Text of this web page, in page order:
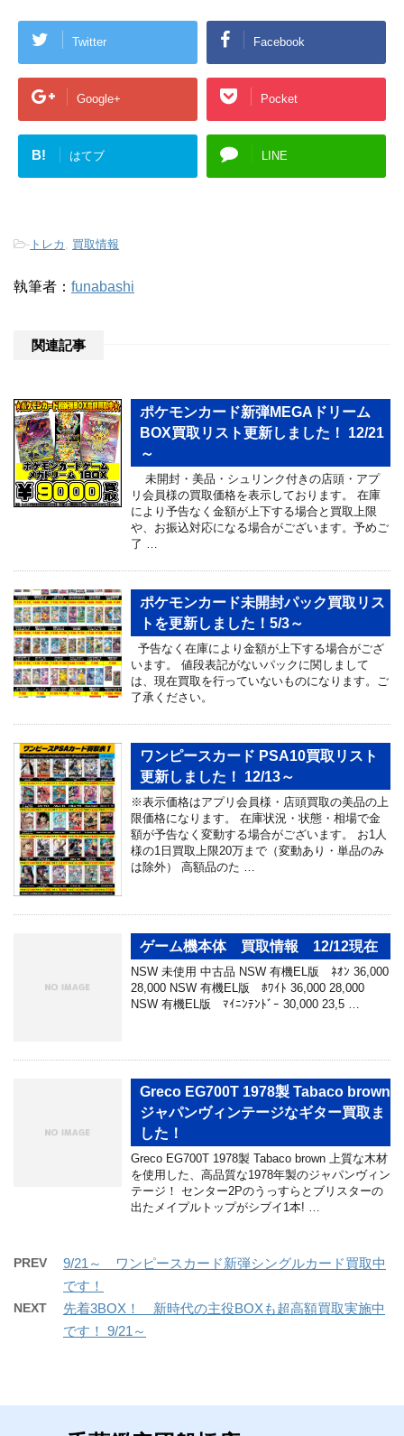
Twitter Facebook
Google+ Pocket
B! はてブ LINE
- トレカ 買取情報
執筆者： funabashi
関連記事
ポケモンカード新弾MEGAドリーム
BOX買取リスト更新しました！ 12/21
～
未開封・美品・シュリンク付きの店頭・アプ
リ会員様の買取価格を表示しております。 在庫
により予告なく金額が上下する場合と買取上限
や、お振込対応になる場合がございます。予めご
了 …
ポケモンカード未開封パック買取リス
トを更新しました！5/3～
予告なく在庫により金額が上下する場合がござ
います。 値段表記がないパックに関しまして
は、現在買取を行っていないものになります。ご
了承ください。
ワンピースカード PSA10買取リスト
更新しました！ 12/13～
※表示価格はアプリ会員様・店頭買取の美品の上
限価格になります。 在庫状況・状態・相場で金
額が予告なく変動する場合がございます。 お1人
様の1日買取上限20万まで（変動あり・単品のみ
は除外） 高額品のた …
ゲーム機本体 買取情報 12/12現在
NSW 未使用 中古品 NSW 有機EL版 ﾈｵﾝ 36,000
28,000 NSW 有機EL版 ﾎﾜｲﾄ 36,000 28,000
NSW 有機EL版 ﾏｲﾆﾝﾃﾝﾄﾞｰ 30,000 23,5 …
Greco EG700T 1978製 Tabaco brown
ジャパンヴィンテージなギター買取ま
した！
Greco EG700T 1978製 Tabaco brown 上質な木材
を使用した、高品質な1978年製のジャパンヴィン
テージ！ センター2Pのうっすらとブリスターの
出たメイプルトップがシブイ1本! …
PREV
9/21～ ワンピースカード新弾シングルカード買取中
です！
NEXT
先着3BOX！ 新時代の主役BOXも超高額買取実施中
です！ 9/21～